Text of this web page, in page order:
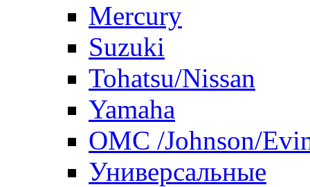
Mercury
Suzuki
Tohatsu/Nissan
Yamaha
ОМС /Johnson/
Универсальные